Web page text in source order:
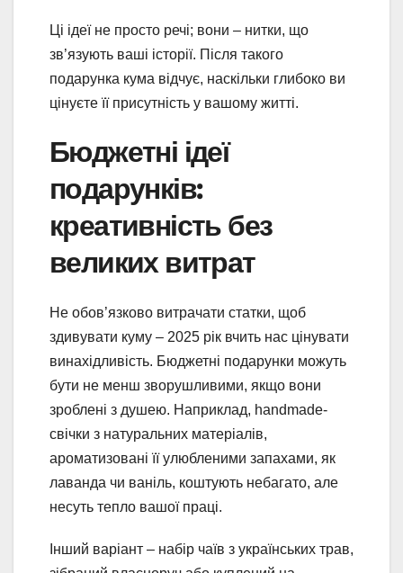
Ці ідеї не просто речі; вони – нитки, що
зв’язують ваші історії. Після такого
подарунка кума відчує, наскільки глибоко ви
цінуєте її присутність у вашому житті.
Бюджетні ідеї
подарунків:
креативність без
великих витрат
Не обов’язково витрачати статки, щоб
здивувати куму – 2025 рік вчить нас цінувати
винахідливість. Бюджетні подарунки можуть
бути не менш зворушливими, якщо вони
зроблені з душею. Наприклад, handmade-
свічки з натуральних матеріалів,
ароматизовані її улюбленими запахами, як
лаванда чи ваніль, коштують небагато, але
несуть тепло вашої праці.
Інший варіант – набір чаїв з українських трав,